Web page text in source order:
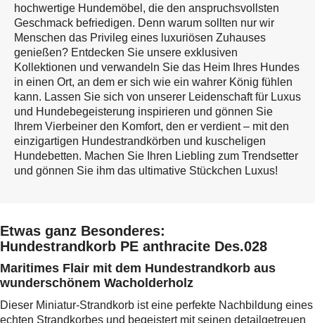
hochwertige Hundemöbel, die den anspruchsvollsten
Geschmack befriedigen. Denn warum sollten nur wir
Menschen das Privileg eines luxuriösen Zuhauses
genießen? Entdecken Sie unsere exklusiven
Kollektionen und verwandeln Sie das Heim Ihres Hundes
in einen Ort, an dem er sich wie ein wahrer König fühlen
kann. Lassen Sie sich von unserer Leidenschaft für Luxus
und Hundebegeisterung inspirieren und gönnen Sie
Ihrem Vierbeiner den Komfort, den er verdient – mit den
einzigartigen Hundestrandkörben und kuscheligen
Hundebetten. Machen Sie Ihren Liebling zum Trendsetter
und gönnen Sie ihm das ultimative Stückchen Luxus!
Etwas ganz Besonderes:
Hundestrandkorb PE anthracite Des.028
Maritimes Flair mit dem Hundestrandkorb aus
wunderschönem Wacholderholz
Dieser Miniatur-Strandkorb ist eine perfekte Nachbildung eines
echten Strandkorbes und begeistert mit seinen detailgetreuen